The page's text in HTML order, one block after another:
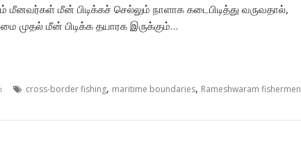
மீன் பிடிக்கச் செல்லும் நாளாக கடைபிடித்து வருவதால்,
முதல் மீன் பிடிக்க தயாரக இருக்கும்…
cross-border fishing, maritime boundaries, Rameshwaram fishermen